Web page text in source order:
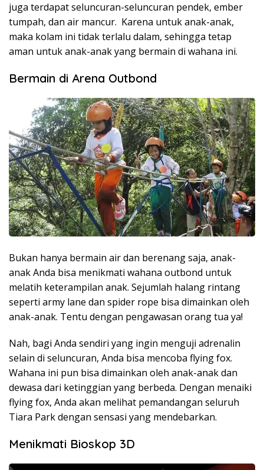
juga terdapat seluncuran-seluncuran pendek, ember
tumpah, dan air mancur. Karena untuk anak-anak,
maka kolam ini tidak terlalu dalam, sehingga tetap
aman untuk anak-anak yang bermain di wahana ini.
Bermain di Arena Outbond
Bukan hanya bermain air dan berenang saja, anak-
anak Anda bisa menikmati wahana outbond untuk
melatih keterampilan anak. Sejumlah halang rintang
seperti army lane dan spider rope bisa dimainkan oleh
anak-anak. Tentu dengan pengawasan orang tua ya!
Nah, bagi Anda sendiri yang ingin menguji adrenalin
selain di seluncuran, Anda bisa mencoba flying fox.
Wahana ini pun bisa dimainkan oleh anak-anak dan
dewasa dari ketinggian yang berbeda. Dengan menaiki
flying fox, Anda akan melihat pemandangan seluruh
Tiara Park dengan sensasi yang mendebarkan.
Menikmati Bioskop 3D